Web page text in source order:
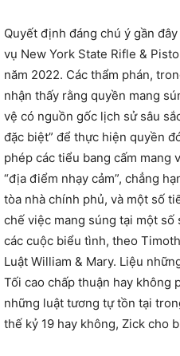
Quyết định đáng chú ý gần
vụ New York State Rifle &
năm 2022. Các thẩm phán,
nhận thấy rằng quyền mang
vệ có nguồn gốc lịch sử sâu
đặc biệt” để thực hiện quyền
phép các tiểu bang cấm mang
“địa điểm nhạy cảm”, chẳng
tòa nhà chính phủ, và một số
chế việc mang súng tại một số
các cuộc biểu tình, theo
Luật William & Mary. Liệu
Tối cao chấp thuận hay không
những luật tương tự tồn tại
thế kỷ 19 hay không, Zick cho